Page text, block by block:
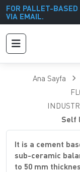
FOR PALLET-BASED
VIA EMAIL.
Ana Sayfa
Self
It is a cement
sub-ceramic
to 50 mm